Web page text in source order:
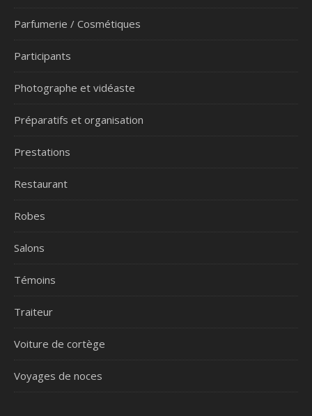
Parfumerie / Cosmétiques
Participants
Photographe et vidéaste
Préparatifs et organisation
Prestations
Restaurant
Robes
Salons
Témoins
Traiteur
Voiture de cortège
Voyages de noces